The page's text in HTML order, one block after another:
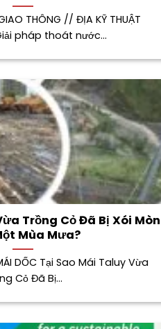
THÔNG // ĐỊA KỸ THUẬT
pháp thoát nước...
Trồng Cỏ Đã Bị Xói Mòn
Mùa Mưa?
DỐC Tại Sao Mái Taluy Vừa
Cỏ Đã Bị...